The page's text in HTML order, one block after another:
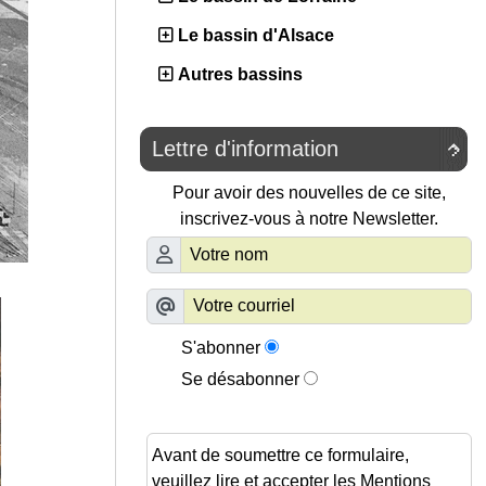
Le bassin d'Alsace
Autres bassins

Lettre d'information
Pour avoir des nouvelles de ce site,
inscrivez-vous à notre Newsletter.
S'abonner
Se désabonner
Avant de soumettre ce formulaire,
veuillez lire et accepter les Mentions